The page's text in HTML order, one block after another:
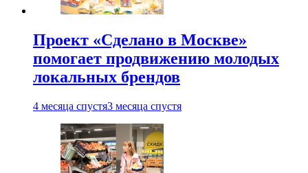
Проект «Сделано в Москве»
помогает продвижению молодых
локальных брендов
4 месяца спустя3 месяца спустя